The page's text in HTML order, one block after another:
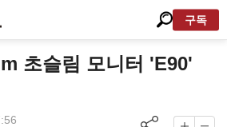
구독
초슬림 모니터 'E90'